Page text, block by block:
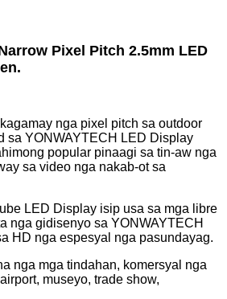
Pixel Pitch 2.5mm LED
nga pixel pitch sa outdoor
sa YONWAYTECH LED Display
popular pinaagi sa tin-aw nga
sa video nga nakab-ot sa
LED Display isip usa sa mga libre
nga gidisenyo sa YONWAYTECH
HD nga espesyal nga pasundayag.
nga mga tindahan, komersyal nga
museyo, trade show,